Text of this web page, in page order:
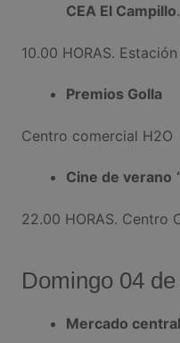
CEA El Campillo
10.00 HORAS.
Premios Golla
Centro comercial H2O
Cine de verano
22.00 HORAS. Centro
Domingo 04
Mercado